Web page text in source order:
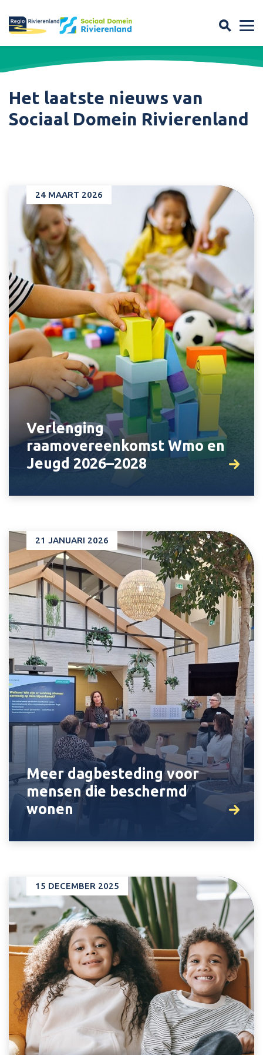
Het laatste nieuws van
Sociaal Domein Rivierenland
24 MAART 2026
Verlenging
raamovereenkomst Wmo en
Jeugd 2026–2028
21 JANUARI 2026
Meer dagbesteding voor
mensen die beschermd
wonen
15 DECEMBER 2025